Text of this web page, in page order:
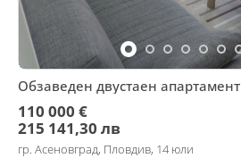
Обзаведен двустаен апартамент
110 000 €
215 141,30 лв
гр. Асеновград, Пловдив, 14 юли